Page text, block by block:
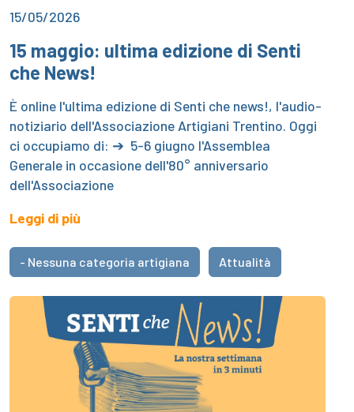
15/05/2026
15 maggio: ultima edizione di Senti
che News!
È online l'ultima edizione di Senti che news!, l'audio-
notiziario dell'Associazione Artigiani Trentino. Oggi
ci occupiamo di: ➔ 5-6 giugno l'Assemblea
Generale in occasione dell'80° anniversario
dell'Associazione
Leggi di più
- Nessuna categoria artigiana Attualità